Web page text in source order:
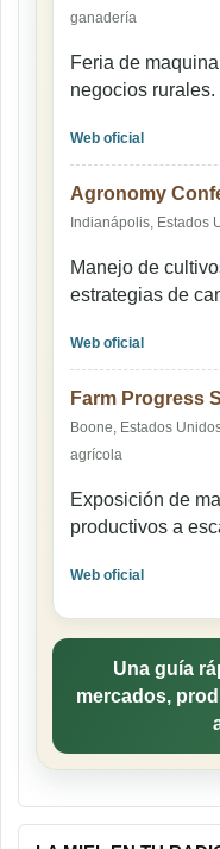
ganadería
Feria de
negocios rurales.
Web oficial
Agronomy
Indianápolis, Estados
Manejo de
estrategias de
Web oficial
Farm Progress
Boone, Estados
agrícola
Exposición de
productivos a
Web oficial
Una guía
mercados,